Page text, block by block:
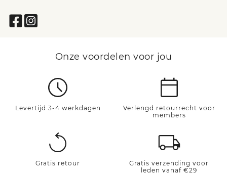
Onze voordelen voor jou
Levertijd 3-4 werkdagen
Verlengd retourrecht voor
members
Gratis retour
Gratis verzending voor
leden vanaf €29